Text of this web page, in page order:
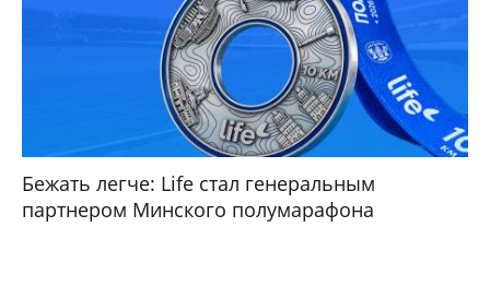
Бежать легче: Life стал генеральным
партнером Минского полумарафона